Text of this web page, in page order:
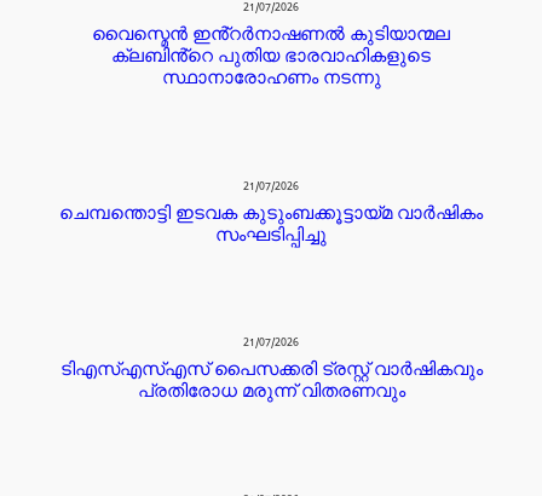
21/07/2026
വൈസ്മെൻ ഇൻ്റർനാഷണൽ കുടിയാന്മല
ക്ലബിൻ്റെ പുതിയ ഭാരവാഹികളുടെ
സ്ഥാനാരോഹണം നടന്നു
21/07/2026
ചെമ്പന്തൊട്ടി ഇടവക കുടുംബക്കൂട്ടായ്മ വാർഷികം
സംഘടിപ്പിച്ചു
21/07/2026
ടിഎസ്എസ്എസ് പൈസക്കരി ട്രസ്റ്റ് വാർഷികവും
പ്രതിരോധ മരുന്ന് വിതരണവും